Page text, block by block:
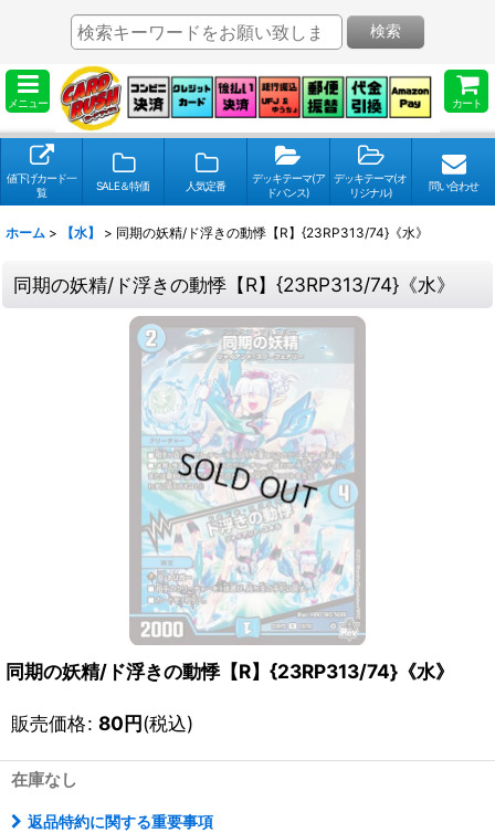
メニュー カート
検索
値下げカード一
覧
SALE＆特価 人気定番
デッキテーマ(ア
ドバンス)
デッキテーマ(オ
リジナル)
問い合わせ
ホーム > 【水】 > 同期の妖精/ド浮きの動悸【R】{23RP313/74}《水》
同期の妖精/ド浮きの動悸【R】{23RP313/74}《水》
同期の妖精/ド浮きの動悸【R】{23RP313/74}《水》
販売価格: 80円(税込)
在庫なし
返品特約に関する重要事項